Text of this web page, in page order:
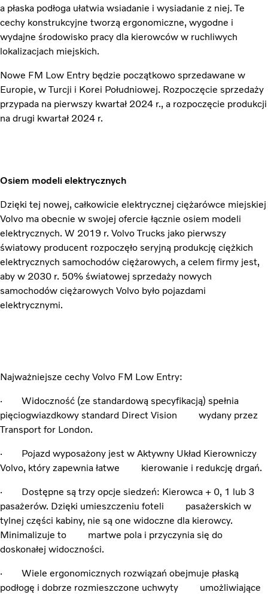
a płaska podłoga ułatwia wsiadanie i wysiadanie z niej. Te
cechy konstrukcyjne tworzą ergonomiczne, wygodne i
wydajne środowisko pracy dla kierowców w ruchliwych
lokalizacjach miejskich.
Nowe FM Low Entry będzie początkowo sprzedawane w
Europie, w Turcji i Korei Południowej. Rozpoczęcie sprzedaży
przypada na pierwszy kwartał 2024 r., a rozpoczęcie produkcji
na drugi kwartał 2024 r.
Osiem modeli elektrycznych
Dzięki tej nowej, całkowicie elektrycznej ciężarówce miejskiej
Volvo ma obecnie w swojej ofercie łącznie osiem modeli
elektrycznych. W 2019 r. Volvo Trucks jako pierwszy
światowy producent rozpoczęło seryjną produkcję ciężkich
elektrycznych samochodów ciężarowych, a celem firmy jest,
aby w 2030 r. 50% światowej sprzedaży nowych
samochodów ciężarowych Volvo było pojazdami
elektrycznymi.
Najważniejsze cechy Volvo FM Low Entry:
· Widoczność (ze standardową specyfikacją) spełnia
pięciogwiazdkowy standard Direct Vision wydany przez
Transport for London.
· Pojazd wyposażony jest w Aktywny Układ Kierowniczy
Volvo, który zapewnia łatwe kierowanie i redukcję drgań.
· Dostępne są trzy opcje siedzeń: Kierowca + 0, 1 lub 3
pasażerów. Dzięki umieszczeniu foteli pasażerskich w
tylnej części kabiny, nie są one widoczne dla kierowcy.
Minimalizuje to martwe pola i przyczynia się do
doskonałej widoczności.
· Wiele ergonomicznych rozwiązań obejmuje płaską
podłogę i dobrze rozmieszczone uchwyty umożliwiające